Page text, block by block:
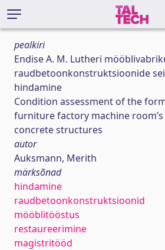
pealkiri
Endise A. M. Lutheri
raudbetoonkonstruktsioonide
hindamine
Condition assessment of the
furniture factory machine
concrete structures
autor
Auksmann, Merith
märksõnad
hindamine
raudbetoonkonstruktsioonid
mööblitööstus
restaureerimine
magistritööd